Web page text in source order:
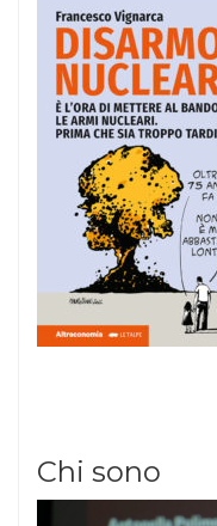
Chi sono